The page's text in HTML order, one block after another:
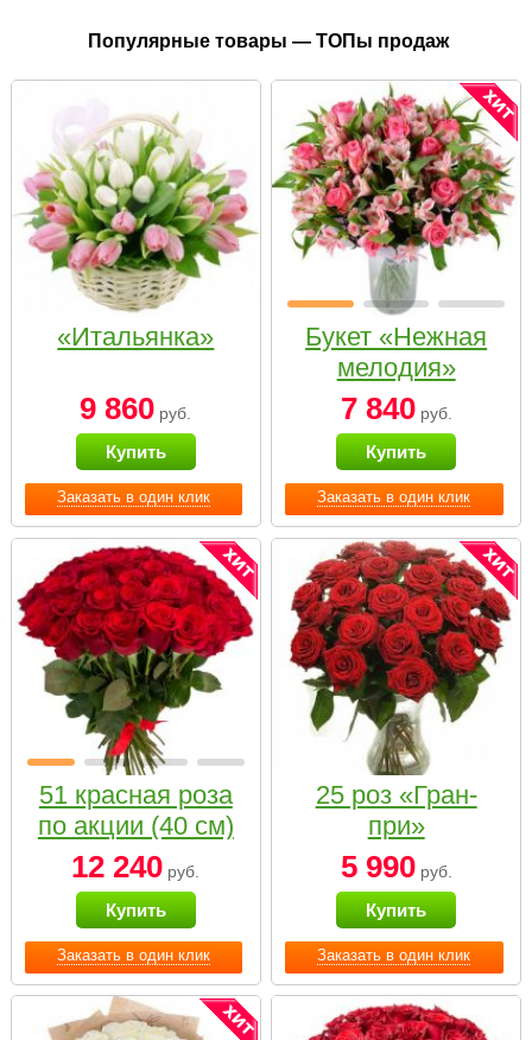
Популярные товары — ТОПы продаж
Заказать в один клик
«Итальянка»
9 860 руб.
Купить
Заказать в один клик
Букет «Нежная
мелодия»
7 840руб.
Купить
Заказать в один клик
51 красная роза
по акции (40 см)
12 240 руб.
Купить
Заказать в один клик
25 роз «Гран-
при»
5 990руб.
Купить